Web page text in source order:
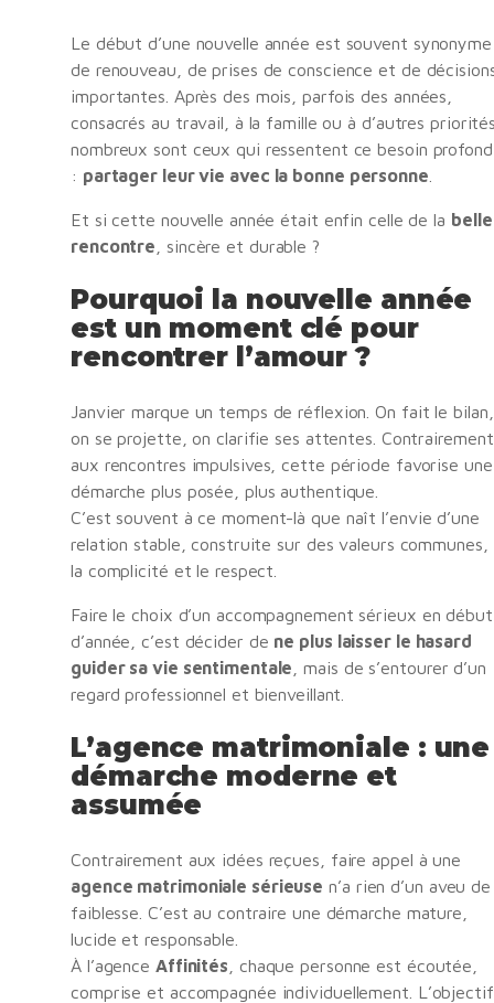
Le début d’une nouvelle année est souvent synonyme
de renouveau, de prises de conscience et de
importantes. Après des mois, parfois des années,
consacrés au travail, à la famille ou à d’autres
nombreux sont ceux qui ressentent ce besoin profond
: partager leur vie avec la bonne personne
Et si cette nouvelle année était enfin celle de la belle
rencontre , sincère et durable ?
Pourquoi la nouvelle année
est un moment clé pour
rencontrer l’amour ?
Janvier marque un temps de réflexion. On fait le bilan,
on se projette, on clarifie ses attentes. Contrairement
aux rencontres impulsives, cette période favorise une
démarche plus posée, plus authentique.
C’est souvent à ce moment-là que naît l’envie d’une
relation stable, construite sur des valeurs communes,
la complicité et le respect.
Faire le choix d’un accompagnement sérieux en début
d’année, c’est décider de ne plus laisser le hasard
guider sa vie sentimentale , mais de s’entourer d’un
regard professionnel et bienveillant.
L’agence matrimoniale : une
démarche moderne et
assumée
Contrairement aux idées reçues, faire appel à une
agence matrimoniale sérieuse n’a rien d’un aveu de
faiblesse. C’est au contraire une démarche mature,
lucide et responsable.
À l’agence Affinités , chaque personne est écoutée,
comprise et accompagnée individuellement. L’objectif